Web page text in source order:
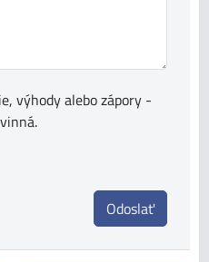
výhody alebo zápory -
Odoslať